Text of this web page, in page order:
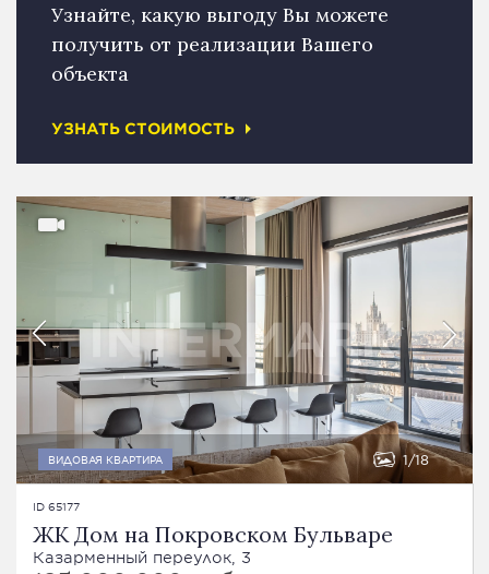
Узнайте, какую выгоду Вы можете
получить от реализации Вашего
объекта
УЗНАТЬ СТОИМОСТЬ
ВИДОВАЯ КВАРТИРА 1 18
ID 65177
ЖК Дом на Покровском Бульваре
Казарменный переулок, 3